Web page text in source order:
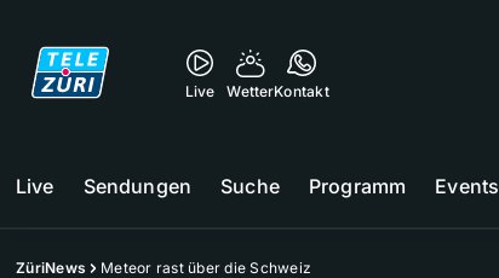
Live WetterKontakt
Live Sendungen Suche Programm Events
ZüriNews Meteor rast über die Schweiz